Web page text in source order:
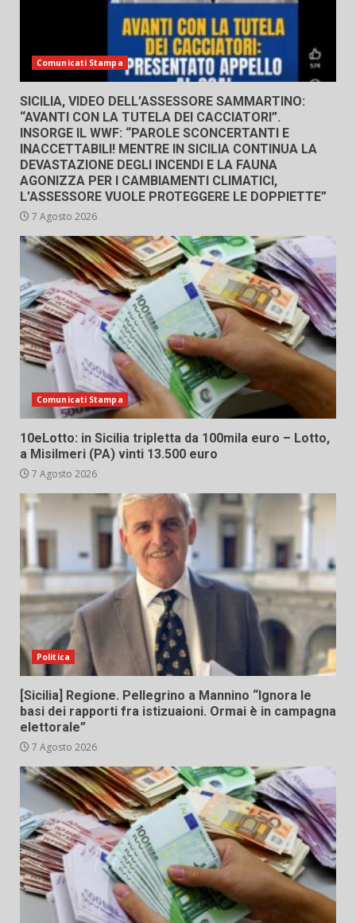
Comunicati Stampa
SICILIA, VIDEO DELL’ASSESSORE SAMMARTINO:
“AVANTI CON LA TUTELA DEI CACCIATORI”.
INSORGE IL WWF: “PAROLE SCONCERTANTI E
INACCETTABILI! MENTRE IN SICILIA CONTINUA LA
DEVASTAZIONE DEGLI INCENDI E LA FAUNA
AGONIZZA PER I CAMBIAMENTI CLIMATICI,
L’ASSESSORE VUOLE PROTEGGERE LE DOPPIETTE”
7 Agosto 2026
Comunicati Stampa
10eLotto: in Sicilia tripletta da 100mila euro – Lotto,
a Misilmeri (PA) vinti 13.500 euro
7 Agosto 2026
Politica
[Sicilia] Regione. Pellegrino a Mannino “Ignora le
basi dei rapporti fra istizuaioni. Ormai è in campagna
elettorale”
7 Agosto 2026